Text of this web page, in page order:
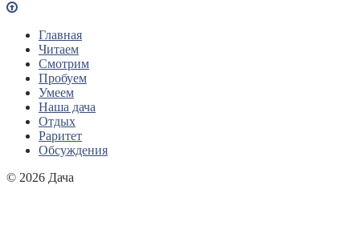
Главная
Читаем
Смотрим
Пробуем
Умеем
Наша дача
Отдых
Раритет
Обсуждения
© 2026 Дача